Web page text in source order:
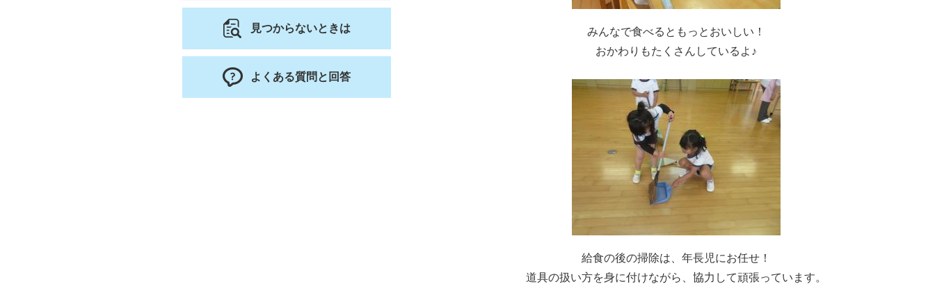
みんなで食べるともっとおいしい！
おかわりもたくさんしているよ♪
給食の後の掃除は、年長児にお任せ！
道具の扱い方を身に付けながら、協力して頑張っています。
見つからないときは
よくある質問と回答